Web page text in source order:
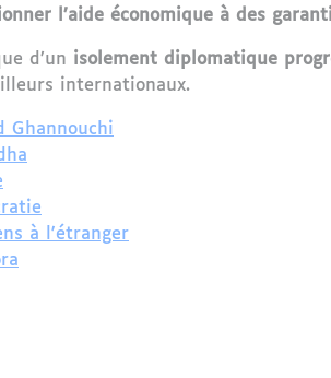
l’aide économique à des
d’un isolement diplomatique
internationaux.
Ghannouchi
à l'étranger